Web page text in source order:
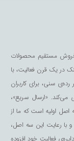
فروش مستقیم محصولات
در یک قرن فعالیت، با
سنی، برای کاربران
«ارسال سریع»،
اولیه است که ما از
با رعایت این سه اصل،
فعالیت خود افزوده